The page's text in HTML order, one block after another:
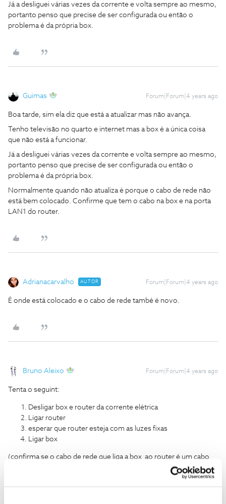
Já a desliguei várias vezes da corrente e volta sempre ao mesmo,
portanto penso que precise de ser configurada ou então o
problema é da própria box.
Guimas Forum|Forum|4 years ago
Boa tarde, sim ela diz que está a atualizar mas não avança.
Tenho televisão no quarto e internet mas a box é a única coisa
que não está a funcionar.
Já a desliguei várias vezes da corrente e volta sempre ao mesmo,
portanto penso que precise de ser configurada ou então o
problema é da própria box.
Normalmente quando não atualiza é porque o cabo de rede não
está bem colocado. Confirme que tem o cabo na box e na porta
LAN1 do router.
Adrianacarvalho AUTOR Forum|Forum|4 years ago
É onde está colocado e o cabo de rede també é novo.
Bruno Aleixo Forum|Forum|4 years ago
Tenta o seguint:
Desligar box e router da corrente elétrica
Ligar router
esperar que router esteja com as luzes fixas
Ligar box
(confirma se o cabo de rede que liga a box ao router é um cabo